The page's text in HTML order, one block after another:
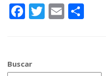
F
b
T E
Buscar